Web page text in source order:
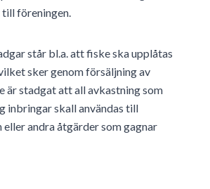
föreningen.
står bl.a. att fiske ska upplåtas
sker genom försäljning av
är stadgat att all avkastning som
inbringar skall användas till
andra åtgärder som gagnar